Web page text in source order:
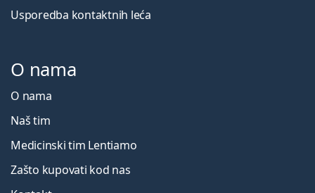
Usporedba kontaktnih leća
O nama
O nama
Naš tim
Medicinski tim Lentiamo
Zašto kupovati kod nas